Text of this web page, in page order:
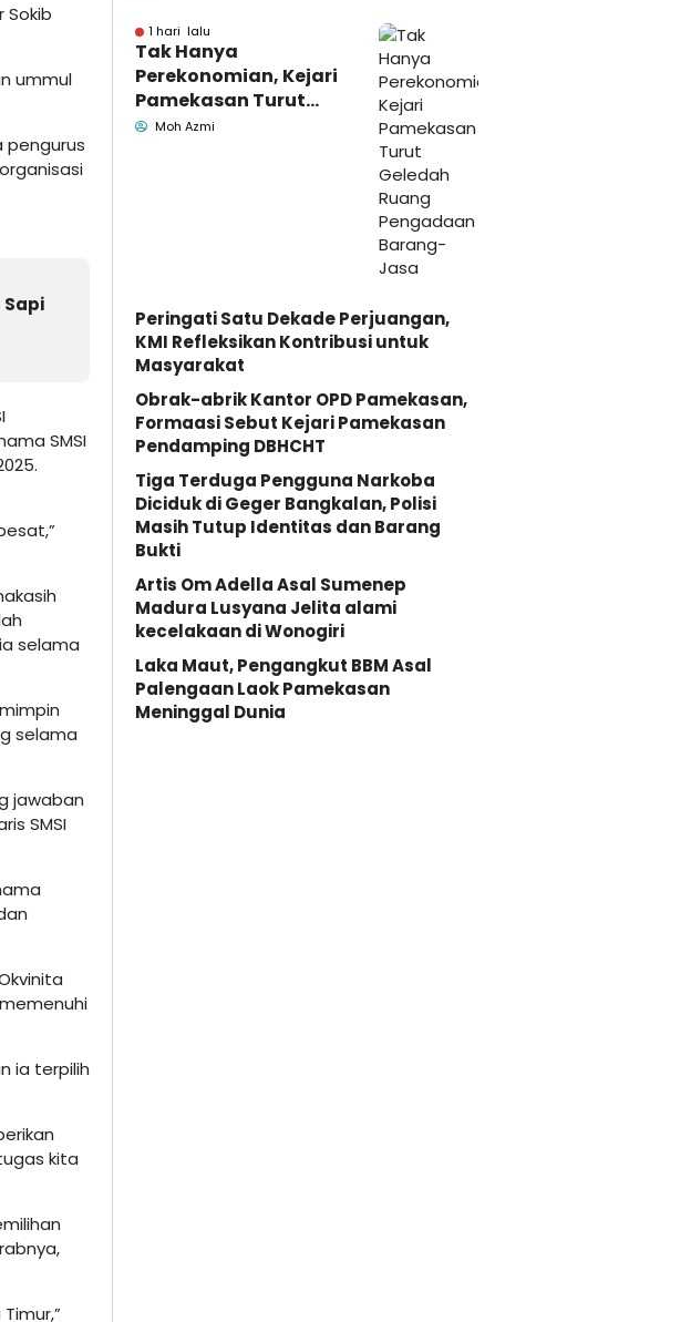
Sokib
ummul
pengurus
Sapi
SMSI
selama
selama
jawaban
SMSI
ia terpilih
kita
1 hari lalu
Tak Hanya
Perekonomian, Kejari
Pamekasan Turut
Geledah Ruang
Moh Azmi
Peringati Satu Dekade Perjuangan,
KMI Refleksikan Kontribusi untuk
Masyarakat
Obrak-abrik Kantor OPD Pamekasan,
Formaasi Sebut Kejari Pamekasan
Pendamping DBHCHT
Tiga Terduga Pengguna Narkoba
Diciduk di Geger Bangkalan, Polisi
Masih Tutup Identitas dan Barang
Bukti
Artis Om Adella Asal Sumenep
Madura Lusyana Jelita alami
kecelakaan di Wonogiri
Laka Maut, Pengangkut BBM Asal
Palengaan Laok Pamekasan
Meninggal Dunia